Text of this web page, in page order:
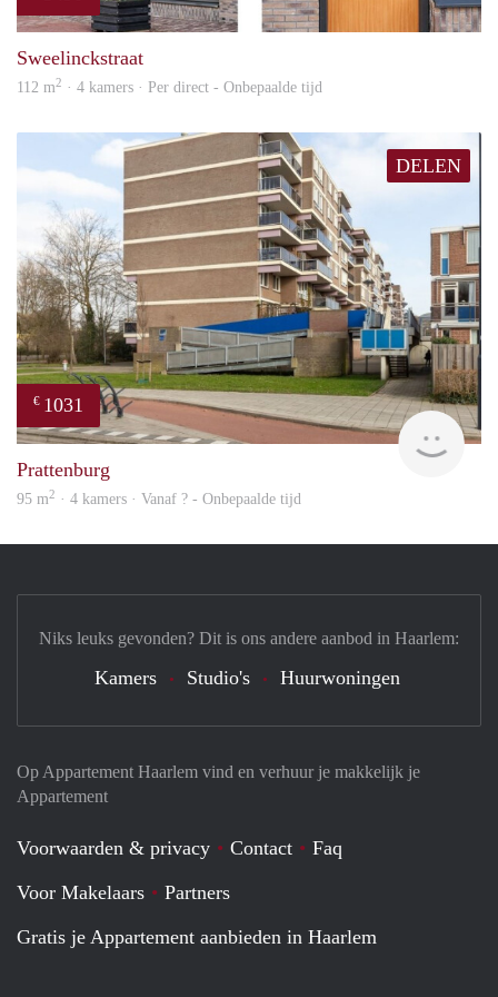
Sweelinckstraat
112 m2 · 4 kamers · Per direct - Onbepaalde tijd
DELEN
€ 1031
Prattenburg
95 m2 · 4 kamers · Vanaf ? - Onbepaalde tijd
Op Appartement Haarlem vind en verhuur je makkelijk je
Appartement
Voorwaarden & privacy Contact
Faq
Voor Makelaars
Partners
Gratis je Appartement aanbieden in Haarlem
Niks leuks gevonden? Dit is ons andere aanbod in Haarlem:
Kamers Studio's Huurwoningen